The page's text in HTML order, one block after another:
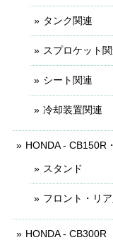
タンク関連
スプロケット
シート関連
冷却装置関連
HONDA - CB150R
スタンド
フロント・リ
HONDA - CB300R